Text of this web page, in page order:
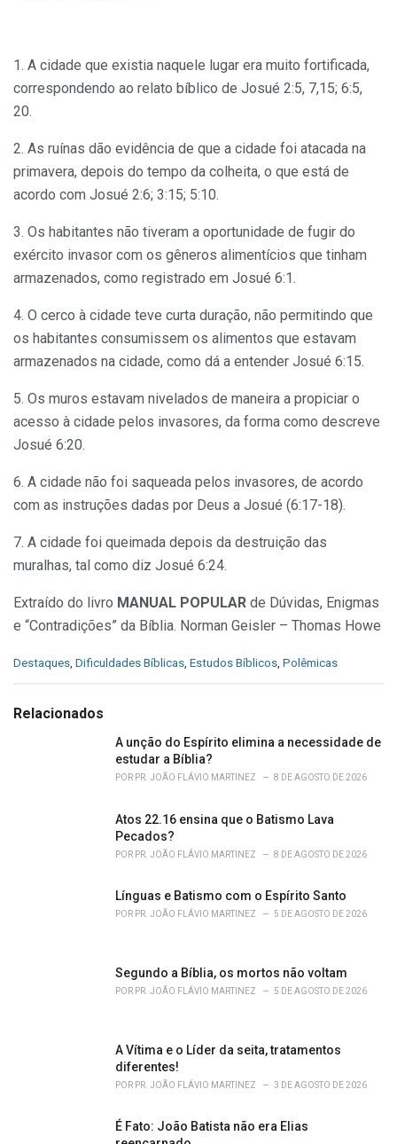
1. A cidade que existia naquele lugar era muito fortificada,
correspondendo ao relato bíblico de Josué 2:5, 7,15; 6:5,
20.
2. As ruínas dão evidência de que a cidade foi atacada na
primavera, depois do tempo da colheita, o que está de
acordo com Josué 2:6; 3:15; 5:10.
3. Os habitantes não tiveram a oportunidade de fugir do
exército invasor com os gêneros alimentícios que tinham
armazenados, como registrado em Josué 6:1.
4. O cerco à cidade teve curta duração, não permitindo que
os habitantes consumissem os alimentos que estavam
armazenados na cidade, como dá a entender Josué 6:15.
5. Os muros estavam nivelados de maneira a propiciar o
acesso à cidade pelos invasores, da forma como descreve
Josué 6:20.
6. A cidade não foi saqueada pelos invasores, de acordo
com as instruções dadas por Deus a Josué (6:17-18).
7. A cidade foi queimada depois da destruição das
muralhas, tal como diz Josué 6:24.
Extraído do livro MANUAL POPULAR de Dúvidas, Enigmas
e “Contradições” da Bíblia. Norman Geisler – Thomas Howe
C
e
Destaques Dificuldades Bíblicas Estudos Bíblicos Polêmicas
Relacionados
A unção do Espírito elimina a necessidade de
estudar a Bíblia?
POR PR. JOÃO FLÁVIO MARTINEZ 8 DE AGOSTO DE 2026
Atos 22.16 ensina que o Batismo Lava
Pecados?
POR PR. JOÃO FLÁVIO MARTINEZ 8 DE AGOSTO DE 2026
Línguas e Batismo com o Espírito Santo
POR PR. JOÃO FLÁVIO MARTINEZ 5 DE AGOSTO DE 2026
Segundo a Bíblia, os mortos não voltam
POR PR. JOÃO FLÁVIO MARTINEZ 5 DE AGOSTO DE 2026
A Vítima e o Líder da seita, tratamentos
diferentes!
POR PR. JOÃO FLÁVIO MARTINEZ 3 DE AGOSTO DE 2026
É Fato: João Batista não era Elias